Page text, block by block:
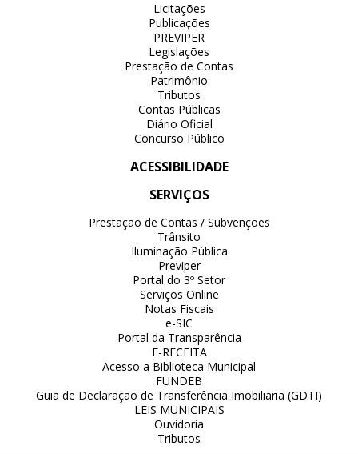
Licitações
Publicações
PREVIPER
Legislações
Prestação de Contas
Patrimônio
Tributos
Contas Públicas
Diário Oficial
Concurso Público
ACESSIBILIDADE
SERVIÇOS
Prestação de Contas / Subvenções
Trânsito
Iluminação Pública
Previper
Portal do 3º Setor
Serviços Online
Notas Fiscais
e-SIC
Portal da Transparência
E-RECEITA
Acesso a Biblioteca Municipal
FUNDEB
Guia de Declaração de Transferência Imobiliaria (GDTI)
LEIS MUNICIPAIS
Ouvidoria
Tributos